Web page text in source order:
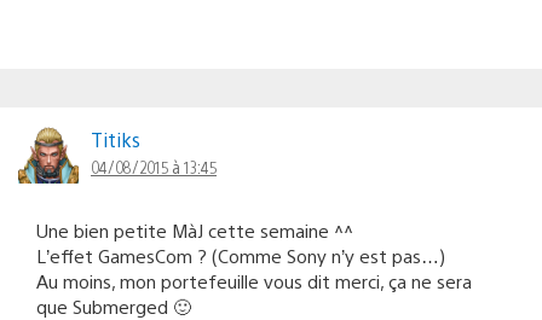
Titiks
04/08/2015 à 13:45
Une bien petite MàJ cette semaine ^^
L’effet GamesCom ? (Comme Sony n’y est pas…)
Au moins, mon portefeuille vous dit merci, ça ne sera
que Submerged 🙂